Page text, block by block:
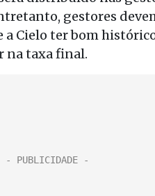
gestores
Cielo ter bom
na taxa final.